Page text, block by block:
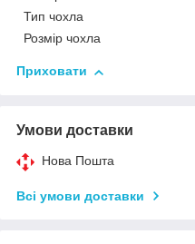
Тип чохла
Розмір чохла
Приховати
Умови доставки
Нова Пошта
Всі умови доставки